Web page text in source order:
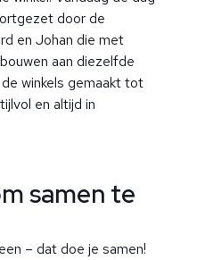
door de
en Johan die met
aan diezelfde
de winkels gemaakt tot
en altijd in
samen te
– dat doe je samen!